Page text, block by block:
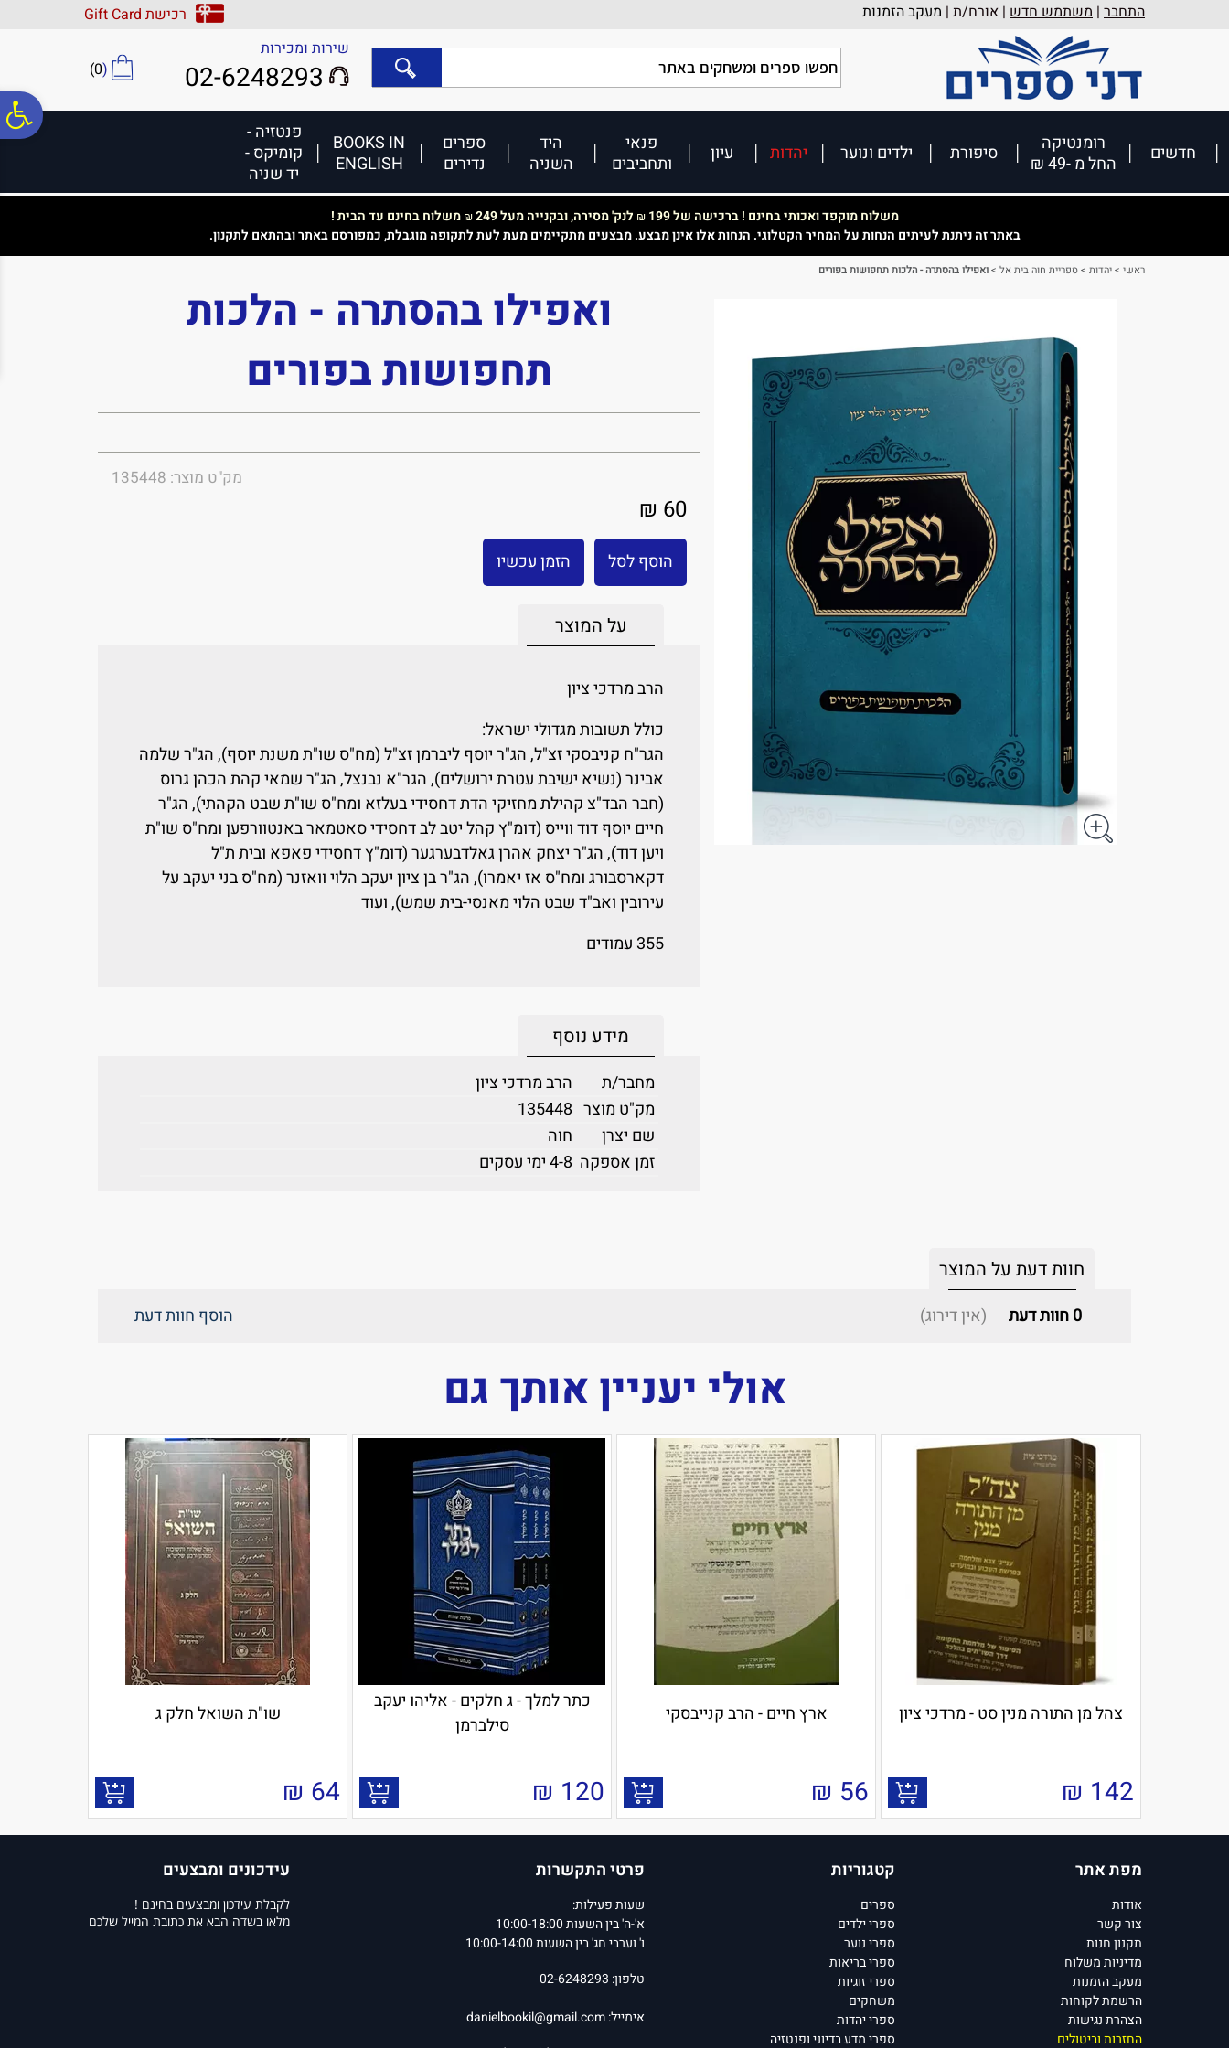
נגישות
אתר
המרכזי
התחבר | משתמש חדש | אורח/ת | מעקב הזמנות
רכישת Gift Card
שירות ומכירות
02-6248293
(
0
)
חדשים
רומנטיקה
החל מ -49 ₪
סיפורת ילדים ונוער יהדות עיון
פנאי
ותחביבים
היד
השניה
ספרים
נדירים
BOOKS IN
ENGLISH
פנטזיה -
קומיקס -
יד שניה
משלוח מוקפד ואכותי בחינם ! ברכישה של 199 ₪ לנק' מסירה, ובקנייה מעל 249 ₪משלוח בחינם עד הבית !
באתר זה ניתנת לעיתים הנחות על המחיר הקטלוגי. הנחות אלו אינן מבצע. מבצעים מתקיימים מעת לעת לתקופה מוגבלת, כמפורסם באתר ובהתאם לתקנון.
ראשי >יהדות >ספריית חוה בית אל >ואפילו בהסתרה - הלכות תחפושות בפורים
ואפילו בהסתרה - הלכות
תחפושות בפורים
מק"ט מוצר: 135448
60 ₪
הוסף לסל הזמן עכשיו
על המוצר
הרב מרדכי ציון
כולל תשובות מגדולי ישראל:
הגר"ח קניבסקי זצ"ל, הג"ר יוסף ליברמן זצ"ל (מח"ס שו"ת משנת יוסף), הג"ר שלמה
אבינר (נשיא ישיבת עטרת ירושלים), הגר"א נבנצל, הג"ר שמאי קהת הכהן גרוס
(חבר הבד"צ קהילת מחזיקי הדת דחסידי בעלזא ומח"ס שו"ת שבט הקהתי), הג"ר
חיים יוסף דוד ווייס (דומ"ץ קהל יטב לב דחסידי סאטמאר באנטוורפען ומח"ס שו"ת
ויען דוד), הג"ר יצחק אהרן גאלדבערגער (דומ"ץ דחסידי פאפא ובית ת"ל
דקארסבורג ומח"ס אז יאמרו), הג"ר בן ציון יעקב הלוי וואזנר (מח"ס בני יעקב על
עירובין ואב"ד שבט הלוי מאנסי-בית שמש), ועוד
355 עמודים
מידע נוסף
מחבר/ת
הרב מרדכי ציון
מק"ט מוצר 135448
שם יצרן
חוה
זמן אספקה 4-8 ימי עסקים
חוות דעת על המוצר
0חוות דעת (אין דירוג) הוסף חוות דעת
אולי יעניין אותך גם
צהל מן התורה מנין סט - מרדכי ציון
142
₪
ארץ חיים - הרב קנייבסקי
56
₪
כתר למלך - ג חלקים - אליהו יעקב
סילברמן
120
₪
שו"ת השואל חלק ג
64
₪
מפת אתר
אודות
צור קשר
תקנון חנות
מדיניות משלוח
מעקב הזמנות
הרשמת לקוחות
הצהרת נגישות
החזרות וביטולים
קטגוריות
ספרים
ספרי ילדים
ספרי נוער
ספרי בריאות
ספרי זוגיות
משחקים
ספרי יהדות
ספרי מדע בדיוני ופנטזיה
פרטי התקשרות
שעות פעילות:
א'-ה' בין השעות 10:00-18:00
ו' וערבי חג' בין השעות 10:00-14:00
טלפון: 02-6248293
אימייל:danielbookil@gmail.com
עידכונים ומבצעים
לקבלת עידכון ומבצעים בחינם !
מלאו בשדה הבא את כתובת המייל שלכם